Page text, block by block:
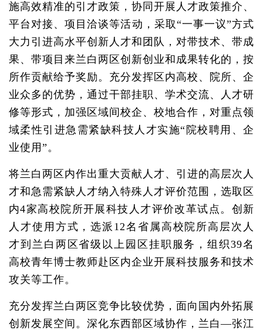
施高效精准的引才政策，协同开展人才政策推介、
平台对接、项目洽谈等活动，采取“一事一议”方式
大力引进高水平创新人才和团队，对带技术、带成
果、带项目来兰白两区创新创业和成果转化的，按
所作贡献给予奖励。充分发挥区内高校、院所、企
业众多的优势，通过干部挂职、学术交流、人才研
修等形式，加强区域间校企、校地合作，对重点领
域柔性引进急需紧缺科技人才实施“院校聘用、企
业使用”。
将兰白两区内作出重大贡献人才、引进的高层次人
才和急需紧缺人才纳入特殊人才评价范围，选取区
内4家高校院所开展科技人才评价改革试点。创新
人才使用方式，选派12名省属高校院所高层次人
才到兰白两区省级以上园区挂职服务，组织39名
高校青年博士教师赴区内企业开展科技服务和技术
攻关等工作。
充分发挥兰白两区竞争比较优势，面向国内外拓展
创新发展空间。深化东西部区域协作，兰白—张江